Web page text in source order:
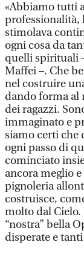
«Abbiamo tutti
professionalità,
stimolava
ogni cosa da
quelli spirituali
Maffei –. Che
nel costruire
dando forma al
dei ragazzi.
immaginato e
siamo certi che
ogni passo di
cominciato
ancora meglio
pignoleria
costruisce,
molto dal
“nostra” bella
disperate e